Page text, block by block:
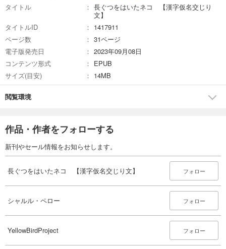
タイトル
長ぐつをはいたネコ 【漢字仮名交じり
文】
タイトルID
1417911
ページ数
31ページ
電子版発売日
2023年09月08日
コンテンツ形式
EPUB
サイズ(目安)
14MB
閲覧環境
作品・作者をフォローする
新刊やセール情報をお知らせします。
長ぐつをはいたネコ 【漢字仮名交じり文】 フォロー
シャルル・ペロー フォロー
YellowBirdProject フォロー